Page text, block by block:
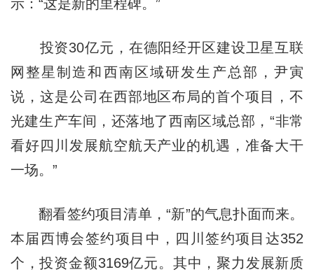
示：“这是新的里程碑。”
投资30亿元，在德阳经开区建设卫星互联
网整星制造和西南区域研发生产总部，尹寅
说，这是公司在西部地区布局的首个项目，不
光建生产车间，还落地了西南区域总部，“非常
看好四川发展航空航天产业的机遇，准备大干
一场。”
翻看签约项目清单，“新”的气息扑面而来。
本届西博会签约项目中，四川签约项目达352
个，投资金额3169亿元。其中，聚力发展新质